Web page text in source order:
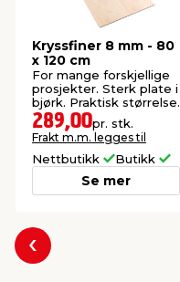
Kryssfiner 8 mm - 80
x 120 cm
For mange forskjellige
prosjekter. Sterk plate i
bjørk. Praktisk størrelse.
289,00pr. stk.
Frakt m.m. legges til
Nettbutikk Butikk
Se mer
Forrige